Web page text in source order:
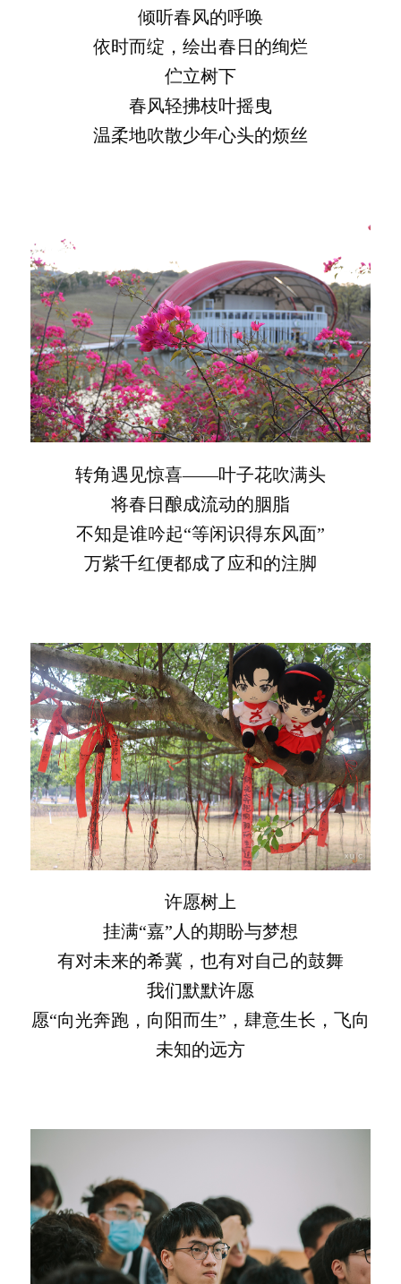
倾听春风的呼唤
依时而绽，绘出春日的绚烂
伫立树下
春风轻拂枝叶摇曳
温柔地吹散少年心头的烦丝
转角遇见惊喜——叶子花吹满头
将春日酿成流动的胭脂
不知是谁吟起“等闲识得东风面”
万紫千红便都成了应和的注脚
许愿树上
挂满“嘉”人的期盼与梦想
有对未来的希冀，也有对自己的鼓舞
我们默默许愿
愿“向光奔跑，向阳而生”，肆意生长，飞向
未知的远方